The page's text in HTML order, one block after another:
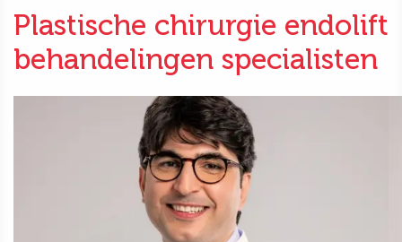
Plastische chirurgie endolift
behandelingen specialisten